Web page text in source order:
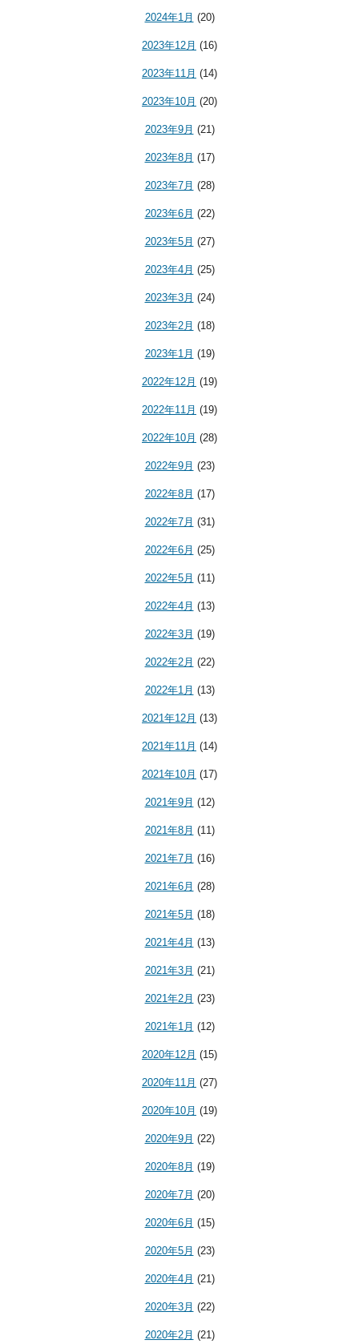
2024年1月 (20)
2023年12月 (16)
2023年11月 (14)
2023年10月 (20)
2023年9月 (21)
2023年8月 (17)
2023年7月 (28)
2023年6月 (22)
2023年5月 (27)
2023年4月 (25)
2023年3月 (24)
2023年2月 (18)
2023年1月 (19)
2022年12月 (19)
2022年11月 (19)
2022年10月 (28)
2022年9月 (23)
2022年8月 (17)
2022年7月 (31)
2022年6月 (25)
2022年5月 (11)
2022年4月 (13)
2022年3月 (19)
2022年2月 (22)
2022年1月 (13)
2021年12月 (13)
2021年11月 (14)
2021年10月 (17)
2021年9月 (12)
2021年8月 (11)
2021年7月 (16)
2021年6月 (28)
2021年5月 (18)
2021年4月 (13)
2021年3月 (21)
2021年2月 (23)
2021年1月 (12)
2020年12月 (15)
2020年11月 (27)
2020年10月 (19)
2020年9月 (22)
2020年8月 (19)
2020年7月 (20)
2020年6月 (15)
2020年5月 (23)
2020年4月 (21)
2020年3月 (22)
2020年2月 (21)